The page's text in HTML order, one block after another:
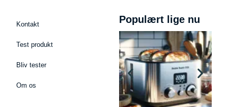
Kontakt
Test produkt
Bliv tester
Om os
Populært lige nu